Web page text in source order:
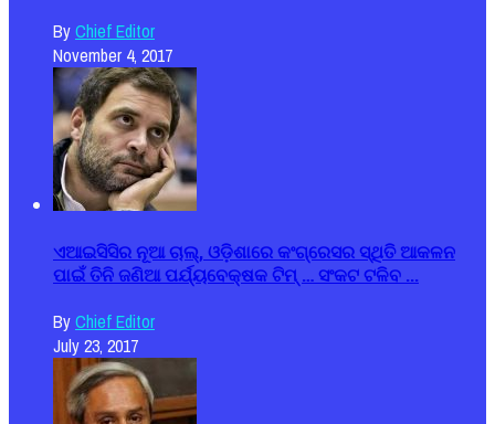
ByChief Editor
November 4, 2017
ଏଆଇସିସିର ନୂଆ ଚାଲ୍, ଓଡ଼ିଶାରେ କଂଗ୍ରେସର ସ୍ଥିତି ଆକଳନ
ପାଇଁ ତିନି ଜଣିଆ ପର୍ଯ୍ୟବେକ୍ଷକ ଟିମ୍ … ସଂକଟ ଟଳିବ ...
ByChief Editor
July 23, 2017